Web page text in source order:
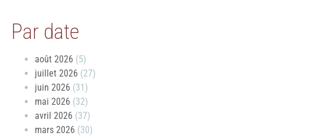
Par date
août 2026 (5)
juillet 2026 (27)
juin 2026 (31)
mai 2026 (32)
avril 2026 (37)
mars 2026 (30)